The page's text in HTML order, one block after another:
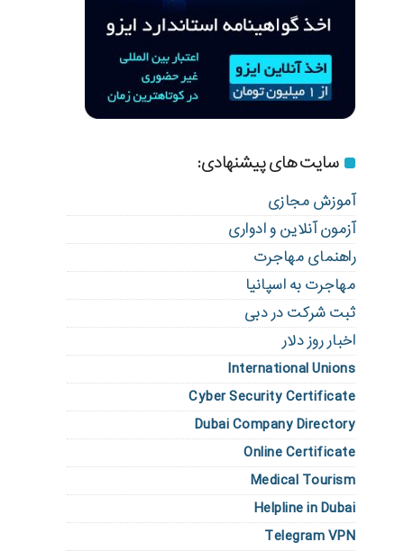
سایت های پیشنهادی:
آموزش مجازی
آزمون آنلاین و ادواری
راهنمای مهاجرت
مهاجرت به اسپانیا
ثبت شرکت در دبی
اخبار روز دلار
International Unions
Cyber Security Certificate
Dubai Company Directory
Online Certificate
Medical Tourism
Helpline in Dubai
Telegram VPN